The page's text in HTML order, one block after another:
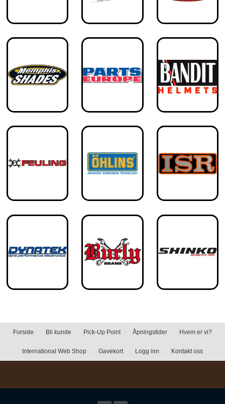
Forside Bli kunde Pick-Up Point Åpningstider Hvem er vi?
International Web Shop Gavekort Logg inn Kontakt oss